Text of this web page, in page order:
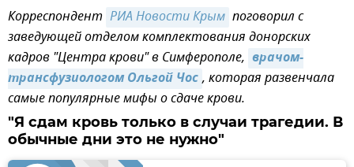
Корреспондент РИА Новости Крым поговорил с
заведующей отделом комплектования донорских
кадров "Центра крови" в Симферополе, врачом-
трансфузиологом Ольгой Чос, которая развенчала
самые популярные мифы о сдаче крови.
"Я сдам кровь только в случаи трагедии. В
обычные дни это не нужно"